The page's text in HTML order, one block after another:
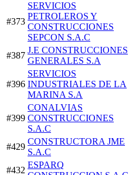
#373
SERVICIOS
PETROLEROS Y
CONSTRUCCIONES
SEPCON S.A.C
#387
J.E CONSTRUCCIONES
GENERALES S.A
#396
SERVICIOS
INDUSTRIALES DE LA
MARINA S.A
#399
CONALVIAS
CONSTRUCCIONES
S.A.C
#429
CONSTRUCTORA JME
S.A.C
#432
ESPARQ